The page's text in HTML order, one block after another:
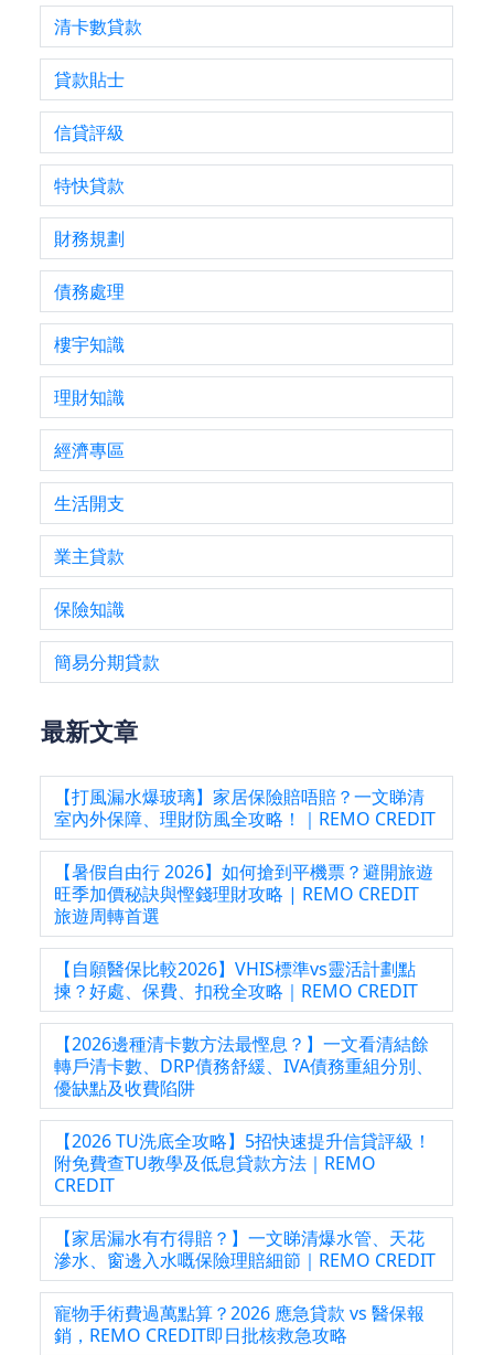
清卡數貸款
貸款貼士
信貸評級
特快貸款
財務規劃
債務處理
樓宇知識
理財知識
經濟專區
生活開支
業主貸款
保險知識
簡易分期貸款
最新文章
【打風漏水爆玻璃】家居保險賠唔賠？一文睇清
室內外保障、理財防風全攻略！｜REMO CREDIT
【暑假自由行 2026】如何搶到平機票？避開旅遊
旺季加價秘訣與慳錢理財攻略 | REMO CREDIT
旅遊周轉首選
【自願醫保比較2026】VHIS標準vs靈活計劃點
揀？好處、保費、扣稅全攻略｜REMO CREDIT
【2026邊種清卡數方法最慳息？】一文看清結餘
轉戶清卡數、DRP債務舒緩、IVA債務重組分別、
優缺點及收費陷阱
【2026 TU洗底全攻略】5招快速提升信貸評級！
附免費查TU教學及低息貸款方法｜REMO
CREDIT
【家居漏水有冇得賠？】一文睇清爆水管、天花
滲水、窗邊入水嘅保險理賠細節｜REMO CREDIT
寵物手術費過萬點算？2026 應急貸款 vs 醫保報
銷，REMO CREDIT即日批核救急攻略